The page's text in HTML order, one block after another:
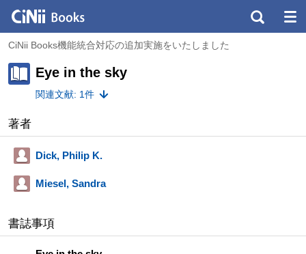
CiNii Books機能統合対応の追加実施をいたしました
Eye in the sky
関連文献: 1件
著者
Dick, Philip K.
Miesel, Sandra
書誌事項